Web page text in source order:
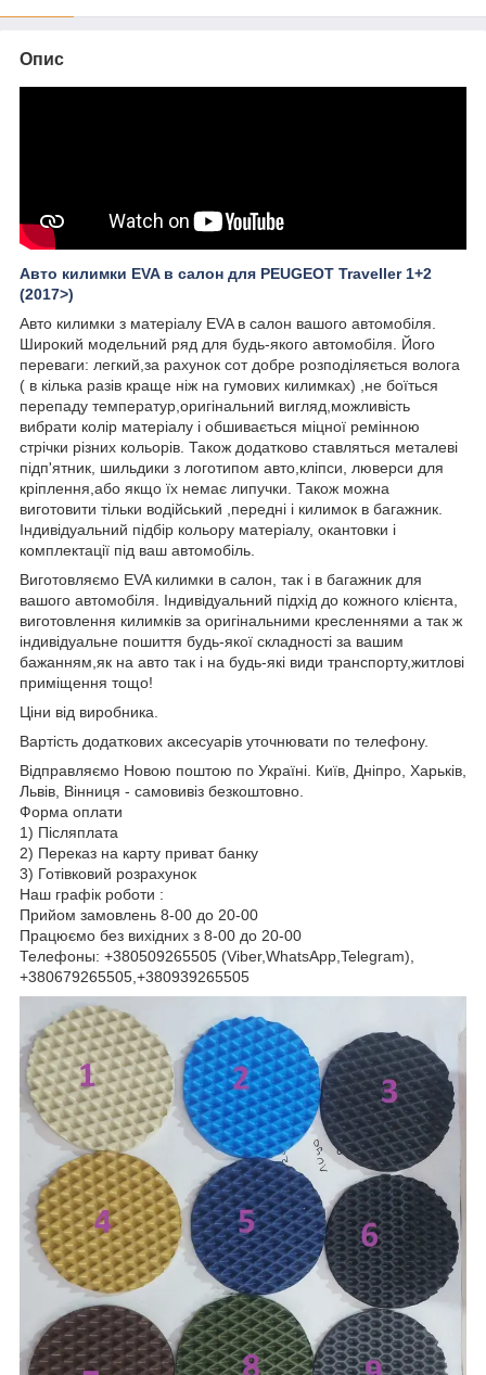
Опис
Авто килимки EVA в салон для PEUGEOT Traveller 1+2
(2017>)
Авто килимки з матеріалу EVA в салон вашого автомобіля.
Широкий модельний ряд для будь-якого автомобіля. Його
переваги: легкий,за рахунок сот добре розподіляється волога
( в кілька разів краще ніж на гумових килимках) ,не боїться
перепаду температур,оригінальний вигляд,можливість
вибрати колір матеріалу і обшивається міцної ремінною
стрічки різних кольорів. Також додатково ставляться металеві
підп'ятник, шильдики з логотипом авто,кліпси, люверси для
кріплення,або якщо їх немає липучки. Також можна
виготовити тільки водійський ,передні і килимок в багажник.
Індивідуальний підбір кольору матеріалу, окантовки і
комплектації під ваш автомобіль.
Виготовляємо EVA килимки в салон, так і в багажник для
вашого автомобіля. Індивідуальний підхід до кожного клієнта,
виготовлення килимків за оригінальними кресленнями а так ж
індивідуальне пошиття будь-якої складності за вашим
бажанням,як на авто так і на будь-які види транспорту,житлові
приміщення тощо!
Ціни від виробника.
Вартість додаткових аксесуарів уточнювати по телефону.
Відправляємо Новою поштою по Україні. Київ, Дніпро, Харьків,
Львів, Вінниця - самовивіз безкоштовно.
Форма оплати
1) Післяплата
2) Переказ на карту приват банку
3) Готівковий розрахунок
Наш графік роботи :
Прийом замовлень 8-00 до 20-00
Працюємо без вихідних з 8-00 до 20-00
Телефоны: +380509265505 (Viber,WhatsApp,Telegram),
+380679265505,+380939265505